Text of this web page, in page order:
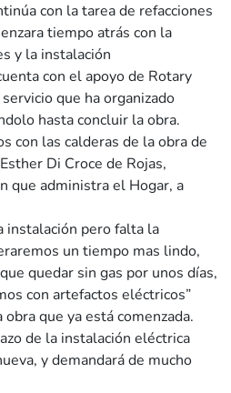
con la tarea de refacciones
tiempo atrás con la
y la instalación
con el apoyo de Rotary
que ha organizado
hasta concluir la obra.
con las calderas de la obra de
Di Croce de Rojas,
que administra el Hogar, a
instalación pero falta la
un tiempo mas lindo,
quedar sin gas por unos días,
con artefactos eléctricos”
que ya está comenzada.
de la instalación eléctrica
y demandará de mucho